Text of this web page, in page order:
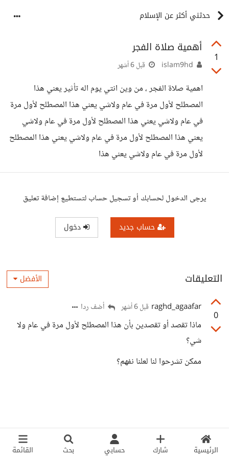
الرئيسية شارك حسابي بحث القائمة
حدثني أكثر عن الإسلام
1
أهمية صلاة الفجر
قبل 6 أشهر
اهمية صلاة الفجر ، من وين انتي يوم اله تأثير يعني هذا
المصطلح لأول مرة في عام ولاشي يعني هذا المصطلح لأول مرة
في عام ولاشي يعني هذا المصطلح لأول مرة في عام ولاشي
يعني هذا المصطلح لأول مرة في عام ولاشي يعني هذا المصطلح
لأول مرة في عام ولاشي يعني هذا
يرجى الدخول لحسابك أو تسجيل حساب لتستطيع إضافة تعليق
حساب جديد دخول
التعليقات الأفضل
0
raghd_agaafar قبل 6 أشهر أضف ردا
ماذا تقصد أو تقصدين بأن هذا المصطلح لأول مرة في عام ولا
شي؟
ممكن تشرحوا لنا لعلنا نفهم؟